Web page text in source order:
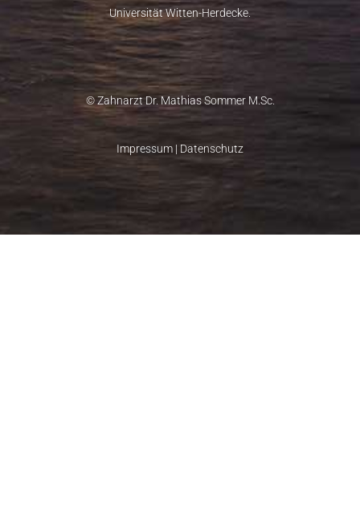
Universität Witten-Herdecke.
© Zahnarzt Dr. Mathias Sommer M.Sc.
Impressum | Datenschutz